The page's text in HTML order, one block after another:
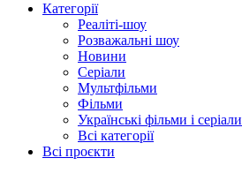
Категорії
Реаліті-шоу
Розважальні шоу
Новини
Серіали
Мультфільми
Фільми
Українські фільми і серіали
Всі категорії
Всі проєкти